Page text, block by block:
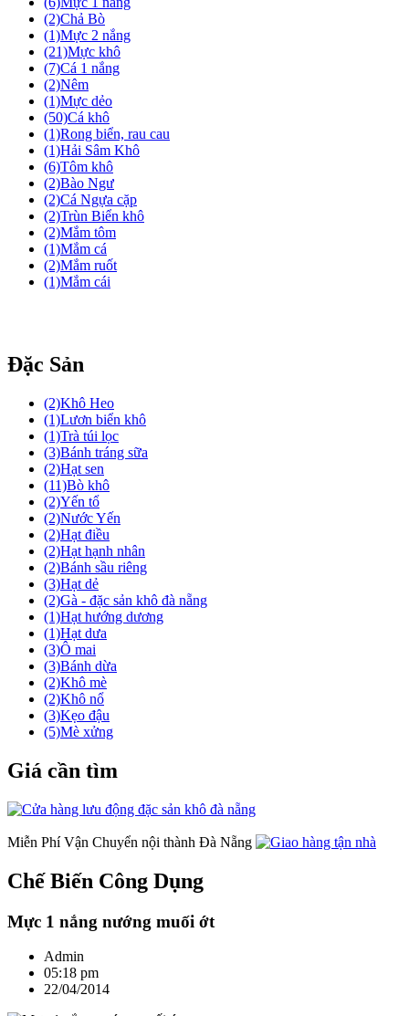
(2)Chả Bò
(1)Mực 2 nắng
(21)Mực khô
(7)Cá 1 nắng
(2)Nêm
(1)Mực dẻo
(50)Cá khô
(1)Rong biển, rau cau
(1)Hải Sâm Khô
(6)Tôm khô
(2)Bào Ngư
(2)Cá Ngựa cặp
(2)Trùn Biển khô
(2)Mắm tôm
(1)Mắm cá
(2)Mắm ruốt
(1)Mắm cái
Đặc Sản
(2)Khô Heo
(1)Lươn biển khô
(1)Trà túi lọc
(3)Bánh tráng sữa
(2)Hạt sen
(11)Bò khô
(2)Yến tổ
(2)Nước Yến
(2)Hạt điều
(2)Hạt hạnh nhân
(2)Bánh sầu riêng
(3)Hạt dẻ
(2)Gà - đặc sản khô đà nẵng
(1)Hạt hướng dương
(1)Hạt dưa
(3)Ô mai
(3)Bánh dừa
(2)Khô mè
(2)Khô nổ
(3)Kẹo đậu
(5)Mè xửng
Giá cần tìm
Miễn Phí Vận Chuyển nội thành Đà Nẵng
Chế Biến Công Dụng
Mực 1 nắng nướng muối ớt
Admin
05:18 pm
22/04/2014